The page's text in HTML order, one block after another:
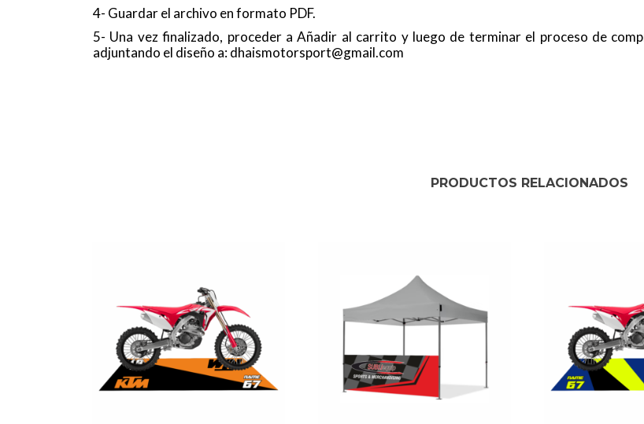
4- Guardar el archivo en formato PDF.
5- Una vez finalizado, proceder a Añadir al carrito y luego de terminar el proceso de
adjuntando el diseño a: dhaismotorsport@gmail.com
PRODUCTOS RELACIONADOS